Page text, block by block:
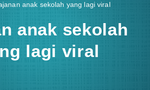
anak sekolah yang lagi viral
anak sekolah
lagi viral